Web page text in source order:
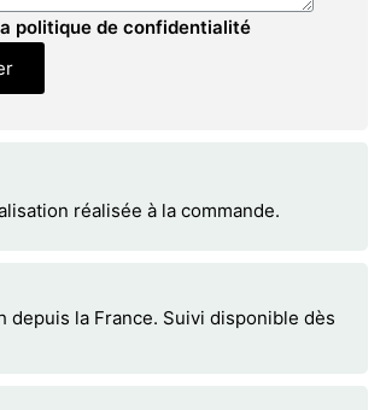
politique de confidentialité
réalisée à la commande.
depuis la France. Suivi disponible dès